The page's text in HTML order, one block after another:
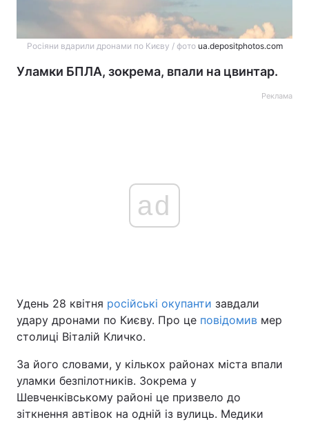
Росіяни вдарили дронами по Києву / фото ua.depositphotos.com
Уламки БПЛА, зокрема, впали на цвинтар.
Реклама
ad
Удень 28 квітня російські окупанти завдали
удару дронами по Києву. Про це повідомив мер
столиці Віталій Кличко.
За його словами, у кількох районах міста впали
уламки безпілотників. Зокрема у
Шевченківському районі це призвело до
зіткнення автівок на одній із вулиць. Медики